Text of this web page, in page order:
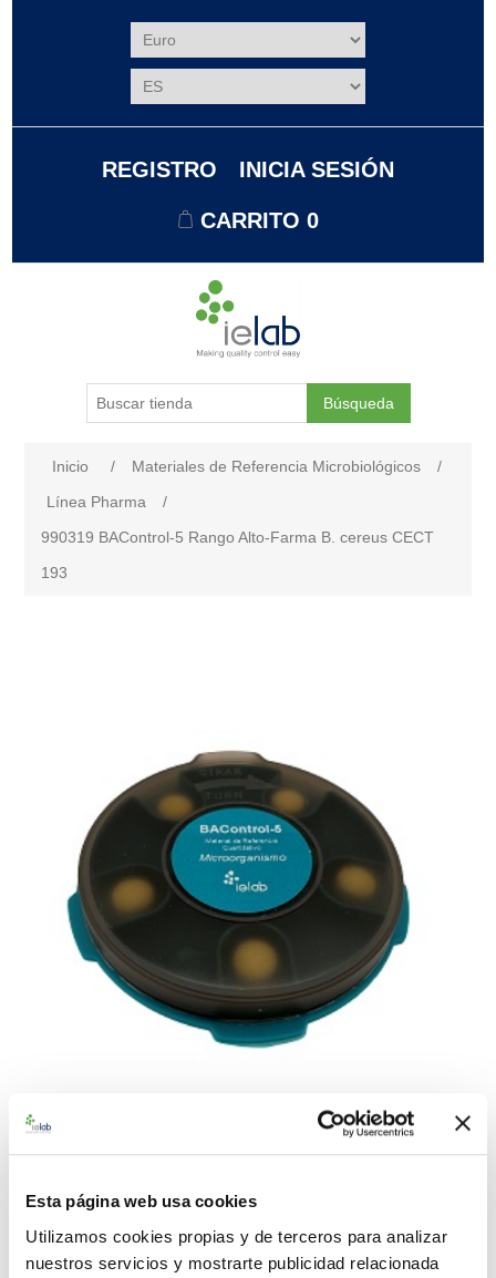
Esta página web usa cookies
Utilizamos cookies propias y de terceros para analizar
nuestros servicios y mostrarte publicidad relacionada
REGISTRO INICIA SESIÓN
CARRITO 0
Búsqueda
Inicio / Materiales de Referencia Microbiológicos
/
Línea Pharma
/
990319 BAControl-5 Rango Alto-Farma B. cereus CECT
193
990319 BAControl-5 Rango
Alto-Farma B. cereus CECT
193